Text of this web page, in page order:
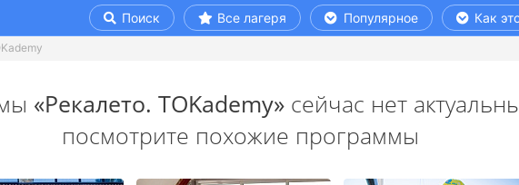
Поиск Все лагеря Популярное Как
«Рекалето. TOKademy»сейчас нет
посмотрите похожие программы